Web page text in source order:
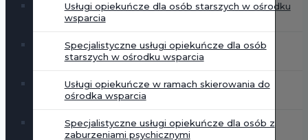
Usługi opiekuńcze dla osób starszych w ośrodku
wsparcia
Specjalistyczne usługi opiekuńcze dla osób
starszych w ośrodku wsparcia
Usługi opiekuńcze w ramach skierowania do
ośrodka wsparcia
Specjalistyczne usługi opiekuńcze dla osób z
zaburzeniami psychicznymi